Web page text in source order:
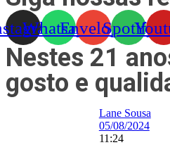
WhatsappEnvelopeSpotify
Nestes 21
gosto e
Lane Sousa
05/08/2024
11:24